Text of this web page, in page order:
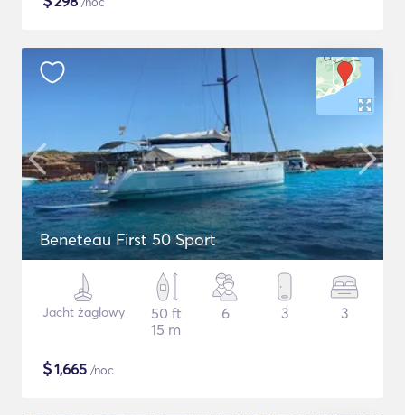
Beneteau First 50 Sport
Jacht żaglowy
50 ft
15 m
6 3 3
$1,665 /noc